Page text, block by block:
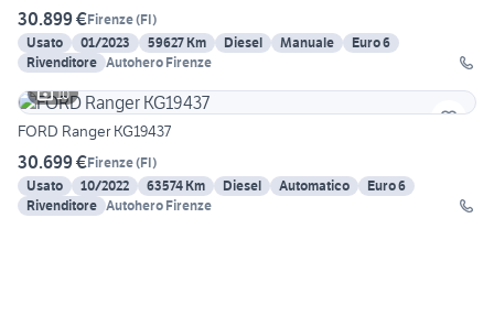
30.899 €Firenze(FI)
Usato
01/2023 59627 Km Diesel Manuale
Euro 6
Rivenditore Autohero Firenze
10
FORD Ranger KG19437
30.699 €Firenze(FI)
Usato
10/2022 63574 Km Diesel Automatico
Euro 6
Rivenditore Autohero Firenze